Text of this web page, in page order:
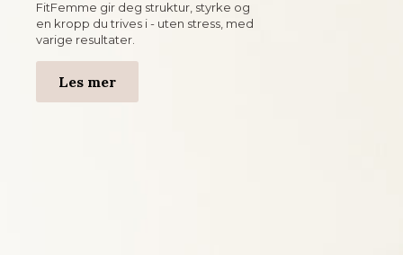
FitFemme gir deg struktur, styrke og
en kropp du trives i - uten stress, med
varige resultater.
Les mer